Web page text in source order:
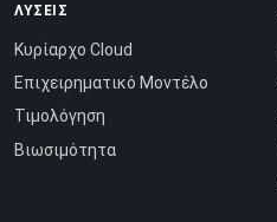
ΛΎΣΕΙΣ
Κυρίαρχο Cloud
Επιχειρηματικό Μοντέλο
Τιμολόγηση
Βιωσιμότητα